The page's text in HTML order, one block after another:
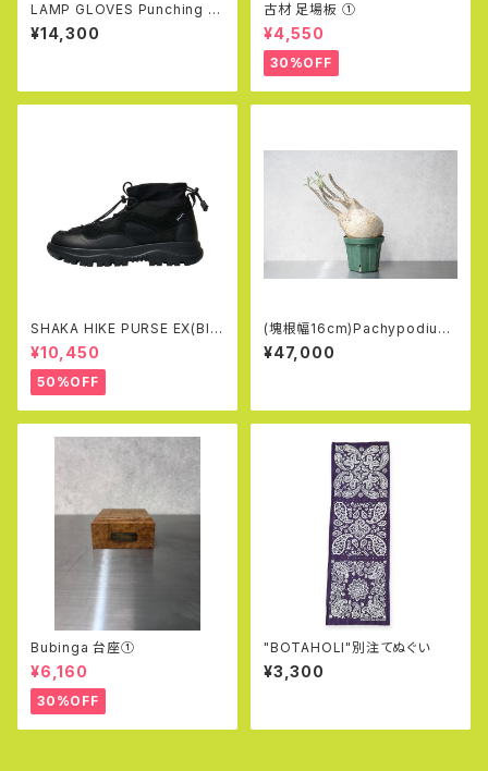
LAMP GLOVES Punching Gr
ove (Greige)
¥14,300
古材 足場板 ①
¥4,550
30%OFF
SHAKA HIKE PURSE EX(Bla
ck)
¥10,450
50%OFF
(塊根幅16cm)Pachypodium
rosulatum var. gracilius (5
5)
¥47,000
Bubinga 台座①
¥6,160
30%OFF
"BOTAHOLI"別注てぬぐい
¥3,300